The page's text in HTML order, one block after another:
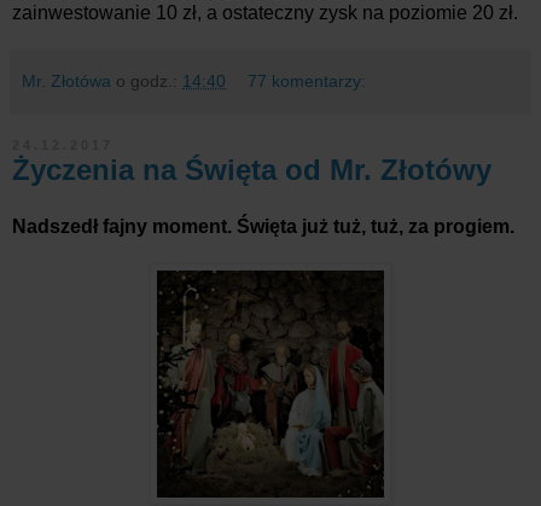
zainwestowanie 10 zł, a ostateczny zysk na poziomie 20 zł.
Mr. Złotówa o godz.: 14:40 77 komentarzy:
Życzenia na Święta od Mr. Złotówy
Nadszedł fajny moment. Święta już tuż, tuż, za progiem.